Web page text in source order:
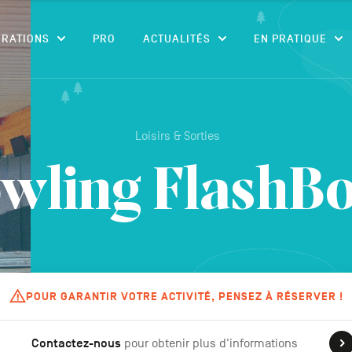
PRO ACTUALITÉS EN PRATIQUE
Loisirs & Sorties
POUR GARANTIR VOTRE ACTIVITÉ, PENSEZ À RÉSERVER !
Contactez-nous pour obtenir plus d'informations